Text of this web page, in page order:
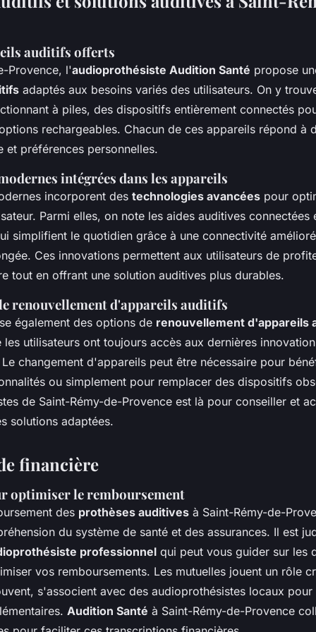
auditifs offerts
Provence, l'audioprothésiste Audition Santé propose
adaptés aux besoins variés des utilisateurs. On y
à piles, des dispositifs entièrement connectés
rechargeables. Chacun de ces appareils répond à
et préférences personnelles.
intégrées dans les appareils
incorporent des technologies avancées pour
Parmi elles, on note les aides auditives connectées
simplifient le quotidien grâce à une connectivité
Ces innovations permettent aux utilisateurs de
tout en offrant une solution auditives plus durables.
renouvellement d'appareils auditifs
également des options de renouvellement d'appareils
les utilisateurs ont toujours accès aux dernières
changement d'appareils peut être nécessaire pour
ou simplement pour remplacer des dispositifs
de Saint-Rémy-de-Provence est là pour conseiller et
solutions adaptées.
financière
optimiser le remboursement
des prothèses auditives à Saint-Rémy-de-
du système de santé et des assurances. Il est
professionnel qui peut vous guider sur les
vos remboursements. Les mutuelles jouent un rôle
s'associent avec des audioprothésistes locaux
Audition Santé à Saint-Rémy-de-Provence